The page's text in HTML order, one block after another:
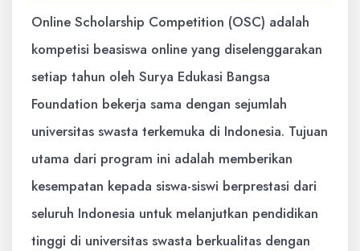
Online Scholarship Competition (OSC) adalah
kompetisi beasiswa online yang diselenggarakan
setiap tahun oleh Surya Edukasi Bangsa
Foundation bekerja sama dengan sejumlah
universitas swasta terkemuka di Indonesia. Tujuan
utama dari program ini adalah memberikan
kesempatan kepada siswa-siswi berprestasi dari
seluruh Indonesia untuk melanjutkan pendidikan
tinggi di universitas swasta berkualitas dengan